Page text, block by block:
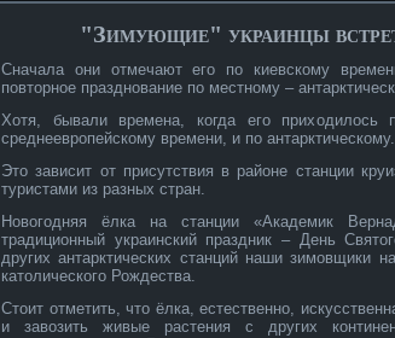
"Зимующие" украинцы
Сначала они отмечают его по киевскому
повторное празднование по местному –
Хотя, бывали времена, когда его приходилось
среднеевропейскому времени, и по антарктическому.
Это зависит от присутствия в районе станции
туристами из разных стран.
Новогодняя ёлка на станции «Академик
традиционный украинский праздник – День
других антарктических станций наши зимовщики
католического Рождества.
Стоит отметить, что ёлка, естественно,
и завозить живые растения с других